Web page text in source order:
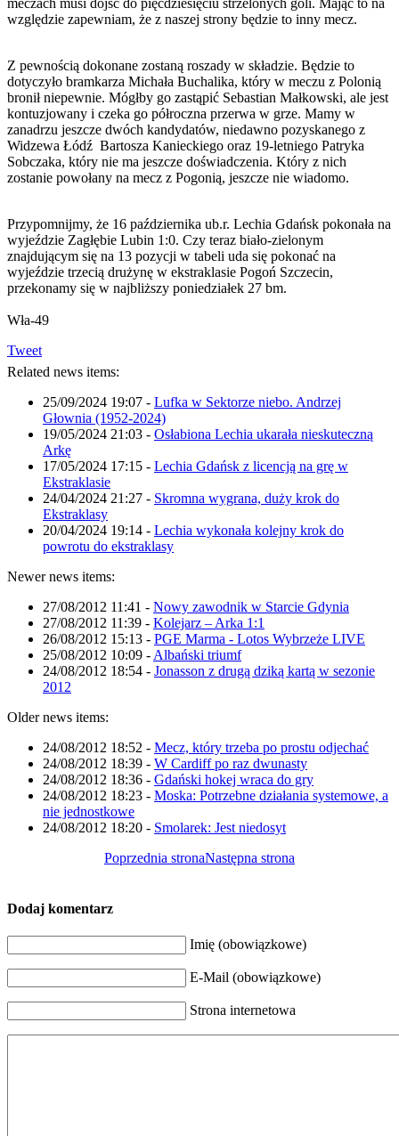
względzie zapewniam, że z naszej strony będzie to inny mecz.
Z pewnością dokonane zostaną roszady w składzie. Będzie to
dotyczyło bramkarza Michała Buchalika, który w meczu z Polonią
bronił niepewnie. Mógłby go zastąpić Sebastian Małkowski, ale jest
kontuzjowany i czeka go półroczna przerwa w grze. Mamy w
zanadrzu jeszcze dwóch kandydatów, niedawno pozyskanego z
Widzewa Łódź Bartosza Kanieckiego oraz 19-letniego Patryka
Sobczaka, który nie ma jeszcze doświadczenia. Który z nich
zostanie powołany na mecz z Pogonią, jeszcze nie wiadomo.
Przypomnijmy, że 16 października ub.r. Lechia Gdańsk pokonała na
wyjeździe Zagłębie Lubin 1:0. Czy teraz biało-zielonym
znajdującym się na 13 pozycji w tabeli uda się pokonać na
wyjeździe trzecią drużynę w ekstraklasie Pogoń Szczecin,
przekonamy się w najbliższy poniedziałek 27 bm.
Wła-49
Tweet
Related news items:
25/09/2024 19:07 - Lufka w Sektorze niebo. Andrzej
Głownia (1952-2024)
19/05/2024 21:03 - Osłabiona Lechia ukarała nieskuteczną
Arkę
17/05/2024 17:15 - Lechia Gdańsk z licencją na grę w
Ekstraklasie
24/04/2024 21:27 - Skromna wygrana, duży krok do
Ekstraklasy
20/04/2024 19:14 - Lechia wykonała kolejny krok do
powrotu do ekstraklasy
Newer news items:
27/08/2012 11:41 - Nowy zawodnik w Starcie Gdynia
27/08/2012 11:39 - Kolejarz – Arka 1:1
26/08/2012 15:13 - PGE Marma - Lotos Wybrzeże LIVE
25/08/2012 10:09 - Albański triumf
24/08/2012 18:54 - Jonasson z drugą dziką kartą w sezonie
2012
Older news items:
24/08/2012 18:52 - Mecz, który trzeba po prostu odjechać
24/08/2012 18:39 - W Cardiff po raz dwunasty
24/08/2012 18:36 - Gdański hokej wraca do gry
24/08/2012 18:23 - Moska: Potrzebne działania systemowe, a
nie jednostkowe
24/08/2012 18:20 - Smolarek: Jest niedosyt
Poprzednia stronaNastępna strona
Dodaj komentarz
Imię (obowiązkowe)
E-Mail (obowiązkowe)
Strona internetowa